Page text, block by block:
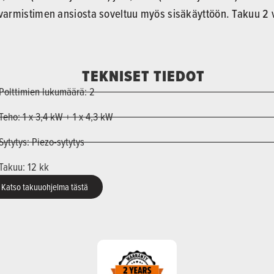
ansiosta soveltuu myös sisäkäyttöön. Takuu 2
TEKNISET TIEDOT
lukumäärä: 2
1 x 3,4 kW + 1 x 4,3 kW
Piezo-sytytys
12 kk
Katso takuuohjelma tästä